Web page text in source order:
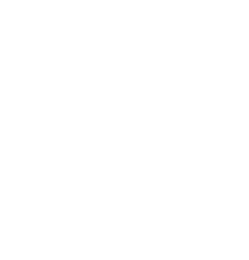
2026 en Europa. . . lunes, 27 de julio de